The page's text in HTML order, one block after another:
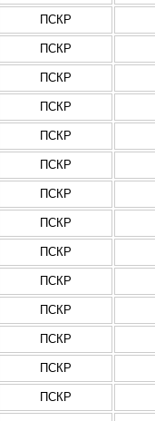
ПСКР
ПСКР
ПСКР
ПСКР
ПСКР
ПСКР
ПСКР
ПСКР
ПСКР
ПСКР
ПСКР
ПСКР
ПСКР
ПСКР